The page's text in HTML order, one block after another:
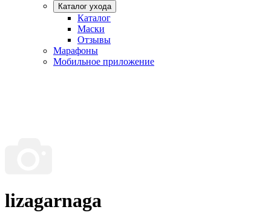
Каталог ухода
Каталог
Маски
Отзывы
Марафоны
Мобильное приложение
lizagarnaga